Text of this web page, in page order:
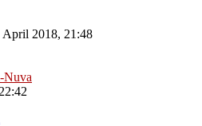
April 2018, 21:48
Nuva